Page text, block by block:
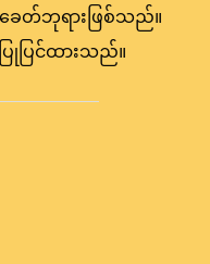
ရားဖြစ်သည်။
ပြင်ထားသည်။